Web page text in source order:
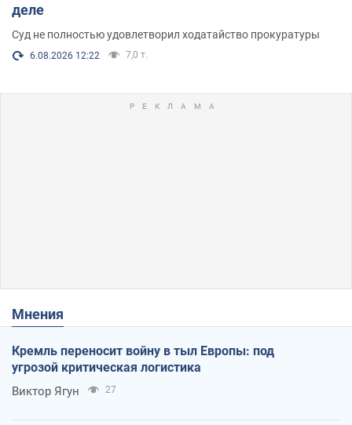
деле
Суд не полностью удовлетворил ходатайство прокуратуры
6.08.2026 12:22 7,0 т.
Мнения
Кремль переносит войну в тыл Европы: под
угрозой критическая логистика
Виктор Ягун 27